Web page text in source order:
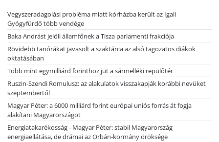
Vegyszeradagolási probléma miatt kórházba került az Igali
Gyógyfürdő több vendége
Baka Andrást jelöli államfőnek a Tisza parlamenti frakciója
Rövidebb tanórákat javasolt a szaktárca az alsó tagozatos diákok
oktatásában
Több mint egymilliárd forinthoz jut a sármelléki repülőtér
Ruszin-Szendi Romulusz: az alakulatok visszakapják korábbi nevüket
szeptembertől
Magyar Péter: a 6000 milliárd forint európai uniós forrás át fogja
alakítani Magyarországot
Energiatakarékosság - Magyar Péter: stabil Magyarország
energiaellátása, de drámai az Orbán-kormány öröksége